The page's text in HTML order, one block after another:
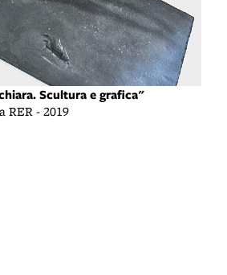
Scultura e grafica"
RER - 2019